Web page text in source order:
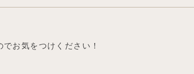
お気をつけください！